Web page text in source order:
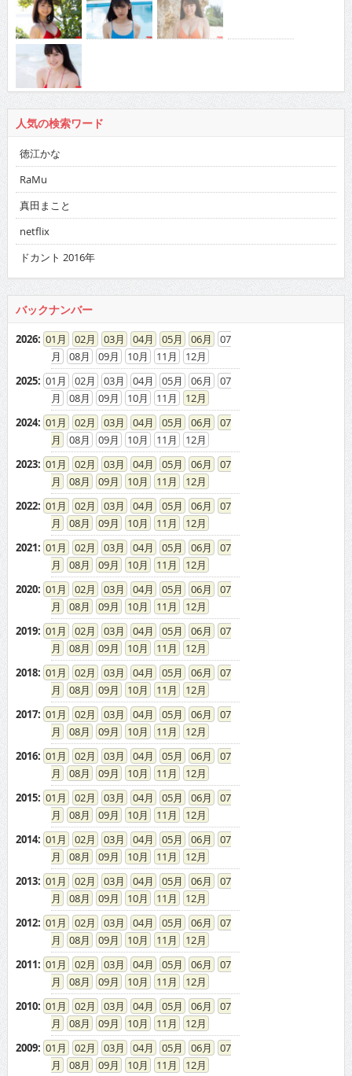
人気の検索ワード
徳江かな
RaMu
真田まこと
netflix
ドカント 2016年
バックナンバー
2026: 01 02 03 04 05 06
07
08
09 10 11
12
2025: 01 02 03 04 05 06
07
08
09 10 11
12
2024: 01 02 03 04 05 06
07
08
09 10 11
12
2023: 01 02 03 04 05 06
07
08
09 10 11
12
2022: 01 02 03 04 05 06
07
08
09 10 11
12
2021: 01 02 03 04 05 06
07
08
09 10 11
12
2020: 01 02 03 04 05 06
07
08
09 10 11
12
2019: 01 02 03 04 05 06
07
08
09 10 11
12
2018: 01 02 03 04 05 06
07
08
09 10 11
12
2017: 01 02 03 04 05 06
07
08
09 10 11
12
2016: 01 02 03 04 05 06
07
08
09 10 11
12
2015: 01 02 03 04 05 06
07
08
09 10 11
12
2014: 01 02 03 04 05 06
07
08
09 10 11
12
2013: 01 02 03 04 05 06
07
08
09 10 11
12
2012: 01 02 03 04 05 06
07
08
09 10 11
12
2011: 01 02 03 04 05 06
07
08
09 10 11
12
2010: 01 02 03 04 05 06
07
08
09 10 11
12
2009: 01 02 03 04 05 06
07
08
09 10 11
12